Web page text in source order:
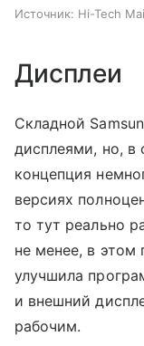
Источник: Hi-Tech
Дисплеи
Складной
дисплеями, но, в
концепция
версиях
то тут реально
не менее, в этом
улучшила
и внешний
рабочим.